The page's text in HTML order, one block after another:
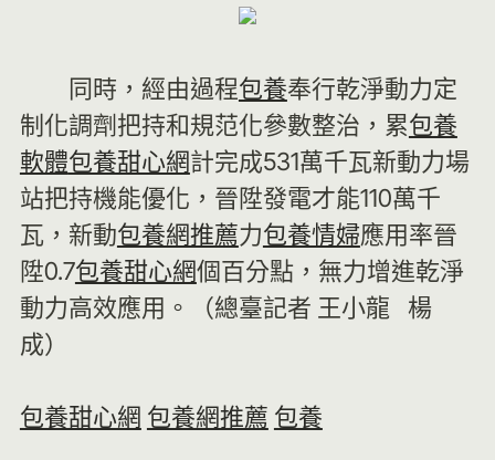
同時，經由過程包養奉行乾淨動力定
制化調劑把持和規范化參數整治，累包養
軟體包養甜心網計完成531萬千瓦新動力場
站把持機能優化，晉陞發電才能110萬千
瓦，新動包養網推薦力包養情婦應用率晉
陞0.7包養甜心網個百分點，無力增進乾淨
動力高效應用。（總臺記者 王小龍 楊
成）
包養甜心網 包養網推薦 包養